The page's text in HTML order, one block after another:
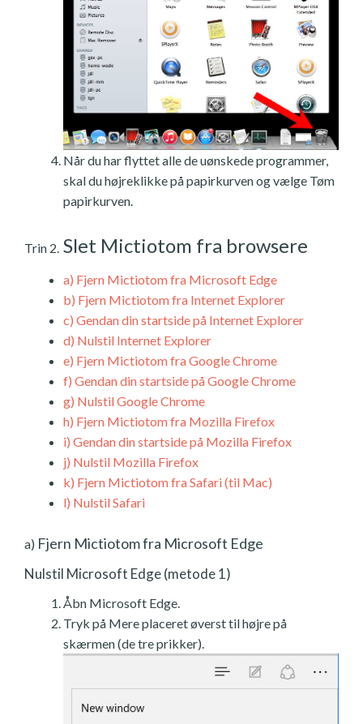
Når du har flyttet alle de uønskede programmer,
skal du højreklikke på papirkurven og vælge Tøm
papirkurven.
Trin 2. Slet Mictiotom fra browsere
a) Fjern Mictiotom fra Microsoft Edge
b) Fjern Mictiotom fra Internet Explorer
c) Gendan din startside på Internet Explorer
d) Nulstil Internet Explorer
e) Fjern Mictiotom fra Google Chrome
f) Gendan din startside på Google Chrome
g) Nulstil Google Chrome
h) Fjern Mictiotom fra Mozilla Firefox
i) Gendan din startside på Mozilla Firefox
j) Nulstil Mozilla Firefox
k) Fjern Mictiotom fra Safari (til Mac)
l) Nulstil Safari
a) Fjern Mictiotom fra Microsoft Edge
Nulstil Microsoft Edge (metode 1)
Åbn Microsoft Edge.
Tryk på Mere placeret øverst til højre på
skærmen (de tre prikker).